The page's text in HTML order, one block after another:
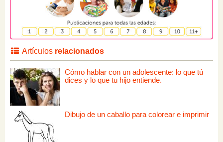
Artículos relacionados
Cómo hablar con un adolescente: lo que tú
dices y lo que tu hijo entiende.
Dibujo de un caballo para colorear e imprimir